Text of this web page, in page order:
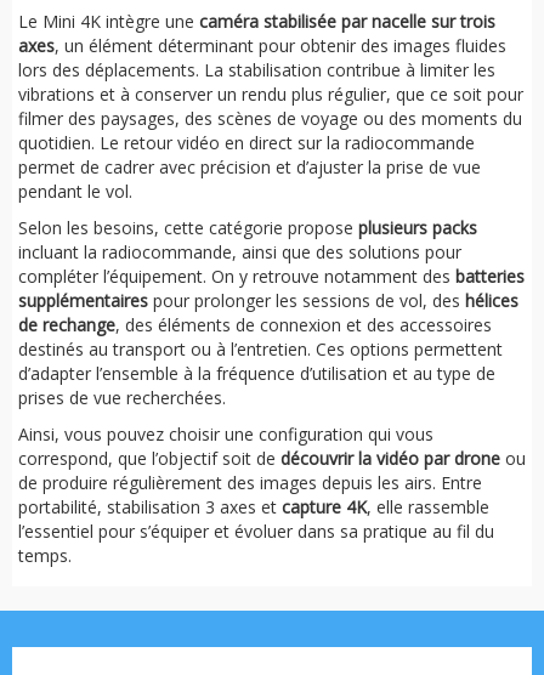
Le Mini 4K intègre une caméra stabilisée par nacelle sur trois
axes, un élément déterminant pour obtenir des images fluides
lors des déplacements. La stabilisation contribue à limiter les
vibrations et à conserver un rendu plus régulier, que ce soit pour
filmer des paysages, des scènes de voyage ou des moments du
quotidien. Le retour vidéo en direct sur la radiocommande
permet de cadrer avec précision et d’ajuster la prise de vue
pendant le vol.
Selon les besoins, cette catégorie propose plusieurs packs
incluant la radiocommande, ainsi que des solutions pour
compléter l’équipement. On y retrouve notamment des batteries
supplémentaires pour prolonger les sessions de vol, des hélices
de rechange, des éléments de connexion et des accessoires
destinés au transport ou à l’entretien. Ces options permettent
d’adapter l’ensemble à la fréquence d’utilisation et au type de
prises de vue recherchées.
Ainsi, vous pouvez choisir une configuration qui vous
correspond, que l’objectif soit de découvrir la vidéo par drone ou
de produire régulièrement des images depuis les airs. Entre
portabilité, stabilisation 3 axes et capture 4K, elle rassemble
l’essentiel pour s’équiper et évoluer dans sa pratique au fil du
temps.